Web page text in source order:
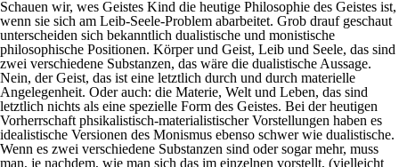
Schauen wir, wes Geistes Kind die heutige Philosophie des Geistes ist,
wenn sie sich am Leib-Seele-Problem abarbeitet. Grob drauf geschaut
unterscheiden sich bekanntlich dualistische und monistische
philosophische Positionen. Körper und Geist, Leib und Seele, das sind
zwei verschiedene Substanzen, das wäre die dualistische Aussage.
Nein, der Geist, das ist eine letztlich durch und durch materielle
Angelegenheit. Oder auch: die Materie, Welt und Leben, das sind
letztlich nichts als eine spezielle Form des Geistes. Bei der heutigen
Vorherrschaft phsikalistisch-materialistischer Vorstellungen haben es
idealistische Versionen des Monismus ebenso schwer wie dualistische.
Wenn es zwei verschiedene Substanzen sind oder sogar mehr, muss
man, je nachdem, wie man sich das im einzelnen vorstellt, (vielleicht